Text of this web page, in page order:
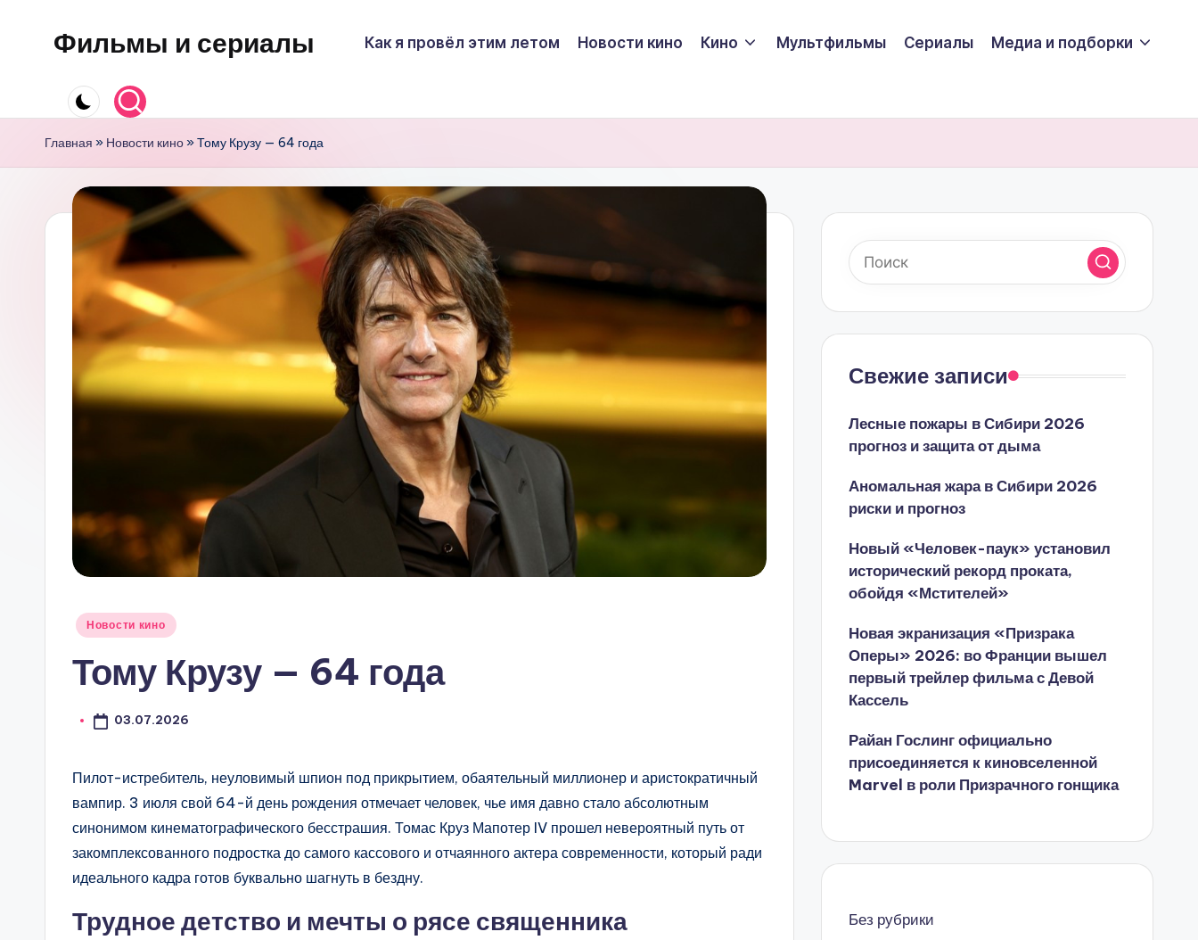
Перейти
содержимому
Фильмы и сериалы Как я провёл этим летом Новости кино Кино Мультфильмы Сериалы Медиа и подборки
Главная » Новости кино»Тому Крузу — 64 года
Опубликовано
Новости кино
Тому Крузу — 64 года
03.07.2026
Пилот-истребитель, неуловимый шпион под прикрытием, обаятельный миллионер и аристократичный
вампир. 3 июля свой 64-й день рождения отмечает человек, чье имя давно стало абсолютным
синонимом кинематографического бесстрашия. Томас Круз Мапотер IV прошел невероятный путь от
закомплексованного подростка до самого кассового и отчаянного актера современности, который ради
идеального кадра готов буквально шагнуть в бездну.
Трудное детство и мечты о рясе священника
Свежие записи
Лесные пожары в Сибири 2026
прогноз и защита от дыма
Аномальная жара в Сибири 2026
риски и прогноз
Новый «Человек-паук» установил
исторический рекорд проката,
обойдя «Мстителей»
Новая экранизация «Призрака
Оперы» 2026: во Франции вышел
первый трейлер фильма с Девой
Кассель
Райан Гослинг официально
присоединяется к киновселенной
Marvel в роли Призрачного гонщика
Без рубрики